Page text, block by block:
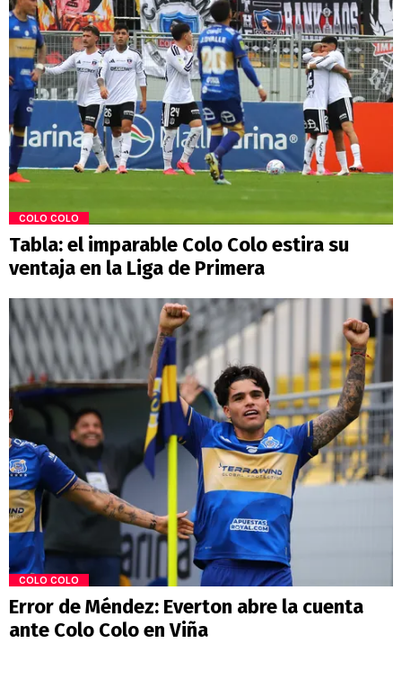
COLO COLO
Tabla: el imparable Colo Colo estira su
ventaja en la Liga de Primera
COLO COLO
Error de Méndez: Everton abre la cuenta
ante Colo Colo en Viña